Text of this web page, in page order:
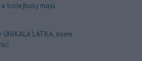
a trolejbusy majú
LÁTKA, osem